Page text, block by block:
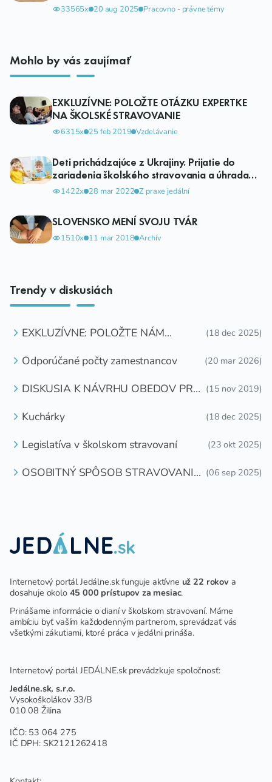
33565x 20 aug 2025 Pracovno - právne témy
Mohlo by vás zaujímať
EXKLUZÍVNE: POLOŽTE OTÁZKU EXPERTKE
NA ŠKOLSKÉ STRAVOVANIE
6315x 25 feb 2019 Vzdelávanie
Deti prichádzajúce z Ukrajiny. Prijatie do
zariadenia školského stravovania a úhrada
poplatkov za školské stravovanie.
1422x 28 mar 2022 Z praxe jedální
SLOVENSKO MENÍ SVOJU TVÁR
1510x 11 mar 2018 Archív
Trendy v diskusiách
EXKLUZÍVNE: POLOŽTE NÁM
(18 dec 2025)
Odporúčané počty zamestnancov (20 mar 2026)
DISKUSIA K NÁVRHU OBEDOV PRE
(15 nov 2019)
Kuchárky (18 dec 2025)
Legislatíva v školskom stravovaní (23 okt 2025)
OSOBITNÝ SPÔSOB STRAVOVANIA (06 sep 2025)
Internetový portál Jedálne.sk funguje aktívne už 22 rokova
dosahuje okolo 45 000 prístupov za mesiac.
Prinášame informácie o dianí v školskom stravovaní. Máme
ambíciu byť vaším každodenným partnerom, sprevádzať vás
všetkými zákutiami, ktoré práca v jedálni prináša.
Internetový portál JEDÁLNE.sk prevádzkuje spoločnosť:
Jedálne.sk, s.r.o.
Vysokoškolákov 33/B
010 08 Žilina
IČO: 53 064 275
IČ DPH: SK2121262418